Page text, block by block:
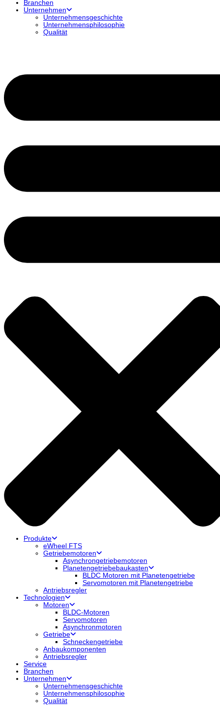
Branchen
Unternehmen
Unternehmensgeschichte
Unternehmensphilosophie
Qualität
Produkte
eWheel FTS
Getriebemotoren
Asynchrongetriebemotoren
Planetengetriebebaukasten
BLDC Motoren mit Planetengetriebe
Servomotoren mit Planetengetriebe
Antriebsregler
Technologien
Motoren
BLDC-Motoren
Servomotoren
Asynchronmotoren
Getriebe
Schneckengetriebe
Anbaukomponenten
Antriebsregler
Service
Branchen
Unternehmen
Unternehmensgeschichte
Unternehmensphilosophie
Qualität